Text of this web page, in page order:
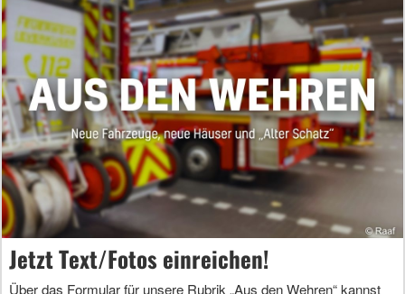
Jetzt Text/Fotos einreichen!
Über das Formular für unsere Rubrik „Aus den Wehren“ kannst